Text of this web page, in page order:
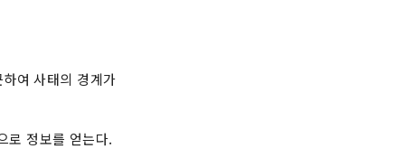
여 사태의 경계가
로 정보를 얻는다.